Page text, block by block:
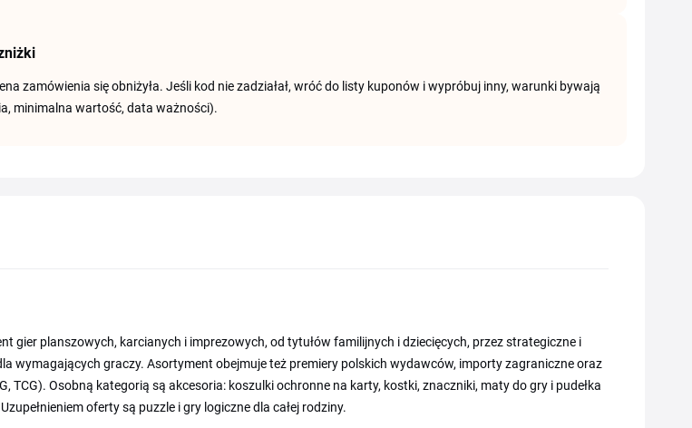
zamówienia się obniżyła. Jeśli kod nie zadziałał, wróć do listy kuponów i wypróbuj inny, warunki bywają
minimalna wartość, data ważności).
gier planszowych, karcianych i imprezowych, od tytułów familijnych i dziecięcych, przez strategiczne i
wymagających graczy. Asortyment obejmuje też premiery polskich wydawców, importy zagraniczne oraz
TCG). Osobną kategorią są akcesoria: koszulki ochronne na karty, kostki, znaczniki, maty do gry i pudełka
oferty są puzzle i gry logiczne dla całej rodziny.